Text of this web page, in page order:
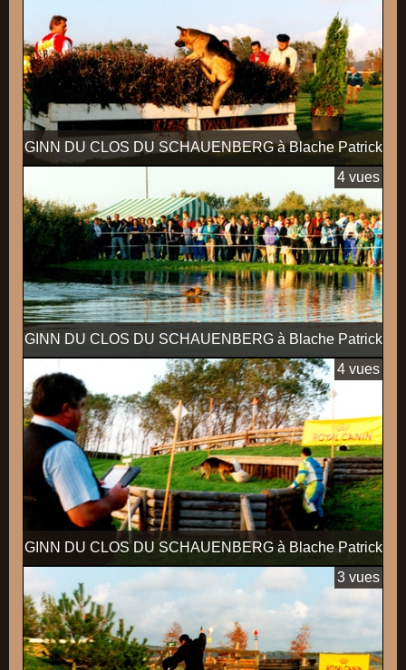
GINN DU CLOS DU SCHAUENBERG à Blache Patrick
GINN DU CLOS DU SCHAUENBERG à Blache Patrick
4 vues
GINN DU CLOS DU SCHAUENBERG à Blache Patrick
4 vues
3 vues